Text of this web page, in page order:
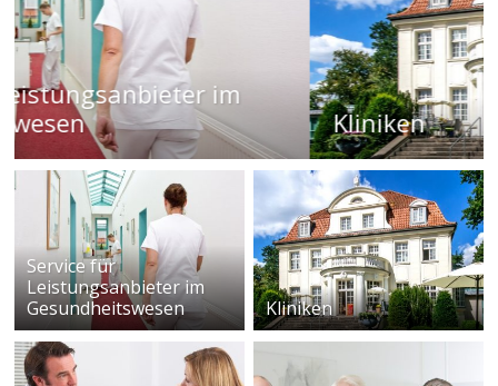
Kliniken
Service für
Leistungsanbieter im
Gesundheitswesen
Kliniken